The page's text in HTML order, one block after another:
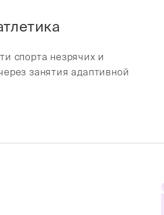
спорта незрячих и
занятия адаптивной